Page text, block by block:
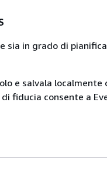
sia in grado di
e salvala localmente
fiducia consente a